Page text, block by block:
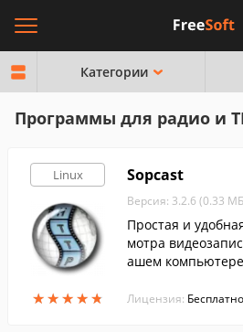
Категории
Программы для радио и
Linux
★★★★★
★★★★★
Sopcast
Версия: 3.2.6 (0.33
Простая и
мотра
ашем
Лицензия: Бесплатно